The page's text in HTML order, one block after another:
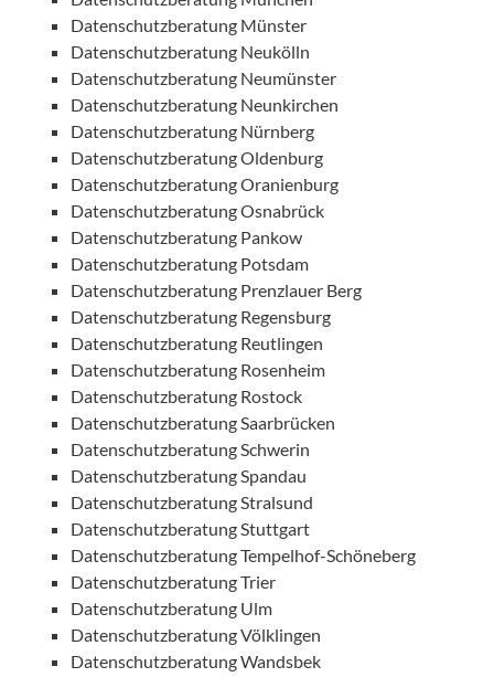
Datenschutzberatung Münster
Datenschutzberatung Neukölln
Datenschutzberatung Neumünster
Datenschutzberatung Neunkirchen
Datenschutzberatung Nürnberg
Datenschutzberatung Oldenburg
Datenschutzberatung Oranienburg
Datenschutzberatung Osnabrück
Datenschutzberatung Pankow
Datenschutzberatung Potsdam
Datenschutzberatung Prenzlauer Berg
Datenschutzberatung Regensburg
Datenschutzberatung Reutlingen
Datenschutzberatung Rosenheim
Datenschutzberatung Rostock
Datenschutzberatung Saarbrücken
Datenschutzberatung Schwerin
Datenschutzberatung Spandau
Datenschutzberatung Stralsund
Datenschutzberatung Stuttgart
Datenschutzberatung Tempelhof-Schöneberg
Datenschutzberatung Trier
Datenschutzberatung Ulm
Datenschutzberatung Völklingen
Datenschutzberatung Wandsbek